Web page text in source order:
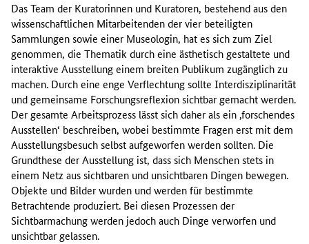
Das Team der Kuratorinnen und Kuratoren, bestehend aus den
wissenschaftlichen Mitarbeitenden der vier beteiligten
Sammlungen sowie einer Museologin, hat es sich zum Ziel
genommen, die Thematik durch eine ästhetisch gestaltete und
interaktive Ausstellung einem breiten Publikum zugänglich zu
machen. Durch eine enge Verflechtung sollte Interdisziplinarität
und gemeinsame Forschungsreflexion sichtbar gemacht werden.
Der gesamte Arbeitsprozess lässt sich daher als ein ‚forschendes
Ausstellen‘ beschreiben, wobei bestimmte Fragen erst mit dem
Ausstellungsbesuch selbst aufgeworfen werden sollten. Die
Grundthese der Ausstellung ist, dass sich Menschen stets in
einem Netz aus sichtbaren und unsichtbaren Dingen bewegen.
Objekte und Bilder wurden und werden für bestimmte
Betrachtende produziert. Bei diesen Prozessen der
Sichtbarmachung werden jedoch auch Dinge verworfen und
unsichtbar gelassen.